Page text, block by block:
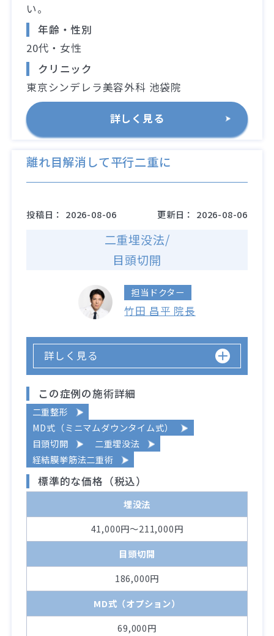
い。
年齢・性別
20代・女性
クリニック
東京シンデレラ美容外科 池袋院
詳しく見る
離れ目解消して平行二重に
投稿日： 2026-08-06 更新日： 2026-08-06
二重埋没法/
目頭切開
担当ドクター
竹田 昌平 院長
詳しく見る
この症例の施術詳細
二重整形
MD式（ミニマムダウンタイム式）
目頭切開
二重埋没法
経結膜挙筋法二重術
標準的な価格（税込）
埋没法
41,000円～211,000円
目頭切開
186,000円
MD式（オプション）
69,000円